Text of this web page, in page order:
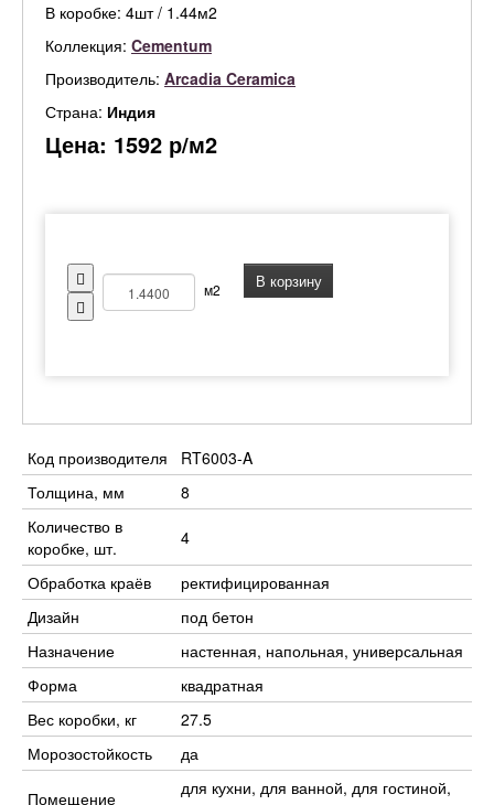
В коробке: 4шт / 1.44м2
Коллекция: Cementum
Производитель: Arcadia Ceramica
Страна: Индия
Цена: 1592 р/м2
м2 В корзину
Код производителя
RT6003-A
Толщина, мм
8
Количество в
коробке, шт.
4
Обработка краёв
ректифицированная
Дизайн
под бетон
Назначение
настенная, напольная, универсальная
Форма
квадратная
Вес коробки, кг
27.5
Морозостойкость
да
Помещение
для кухни, для ванной, для гостиной,